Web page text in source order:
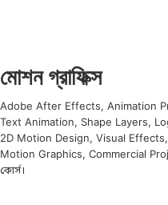
মোশন গ্রাফিক্স
Adobe After Effects, Animation
Text Animation, Shape Layers,
2D Motion Design, Visual
Motion Graphics, Commercial
কোর্স।